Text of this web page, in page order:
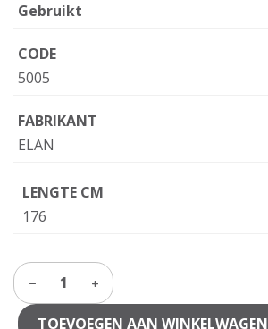
Gebruikt
CODE
5005
FABRIKANT
ELAN
LENGTE CM
176
1
TOEVOEGEN AAN WINKELWAGEN